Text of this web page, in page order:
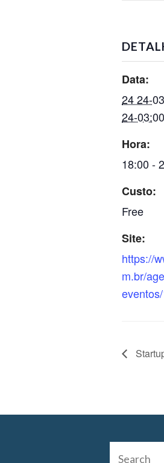
Data:
24 24-
24-
Hora:
18:00 -
Custo:
Free
Site:
https://
m.br/